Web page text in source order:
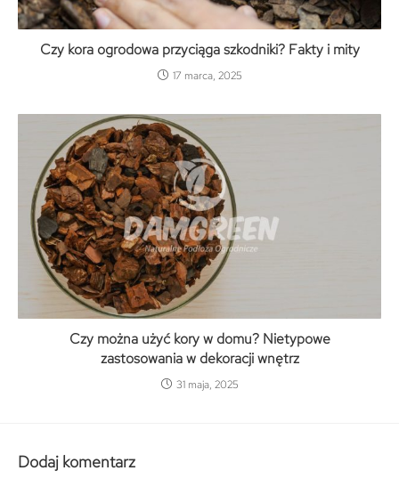
Czy kora ogrodowa przyciąga szkodniki? Fakty i mity
17 marca, 2025
Czy można użyć kory w domu? Nietypowe
zastosowania w dekoracji wnętrz
31 maja, 2025
Dodaj komentarz